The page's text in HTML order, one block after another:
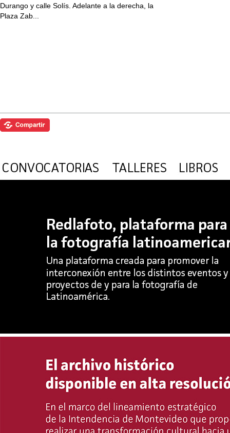
Durango y calle Solís. Adelante a la derecha, la
Plaza Zab...